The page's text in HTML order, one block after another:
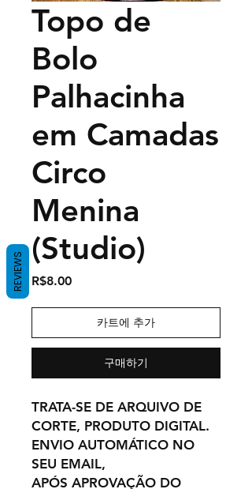
Topo de
Bolo
Palhacinha
em Camadas
Circo
Menina
(Studio)
R$8.00가
카트에 추가
구매하기
TRATA-SE DE ARQUIVO DE
CORTE, PRODUTO DIGITAL.
ENVIO AUTOMÁTICO NO
SEU EMAIL,
APÓS APROVAÇÃO DO
REVIEWS